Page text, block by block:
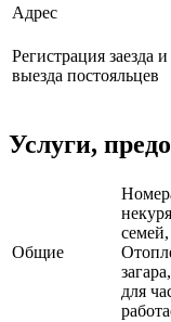
Адрес
Регистрация заезда и
выезда постояльцев
Услуги,
Общие
для